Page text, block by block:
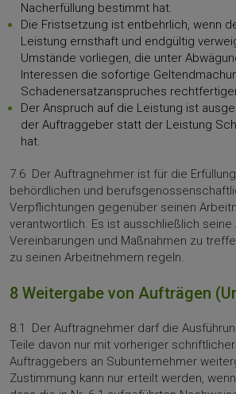
Nacherfüllung bestimmt hat.
Die Fristsetzung ist entbehrlich, wenn
Leistung ernsthaft und endgültig
Umstände vorliegen, die unter
Interessen die sofortige
Schadenersatzanspruches
Der Anspruch auf die Leistung ist
der Auftraggeber statt der Leistung
hat.
7.6 Der Auftragnehmer ist für die
behördlichen und
Verpflichtungen gegenüber seinen
verantwortlich. Es ist ausschließlich seine
Vereinbarungen und Maßnahmen zu
zu seinen Arbeitnehmern regeln.
8 Weitergabe von Aufträgen
8.1 Der Auftragnehmer darf die
Teile davon nur mit vorheri­ger
Auftraggebers an Subunternehmer
Zustimmung kann nur erteilt werden,